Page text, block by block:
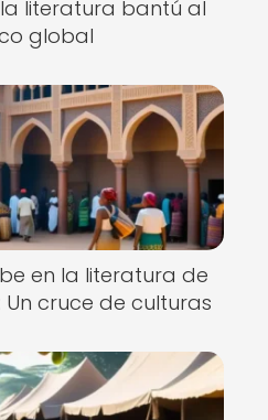
literatura bantú al
global
en la literatura de
cruce de culturas